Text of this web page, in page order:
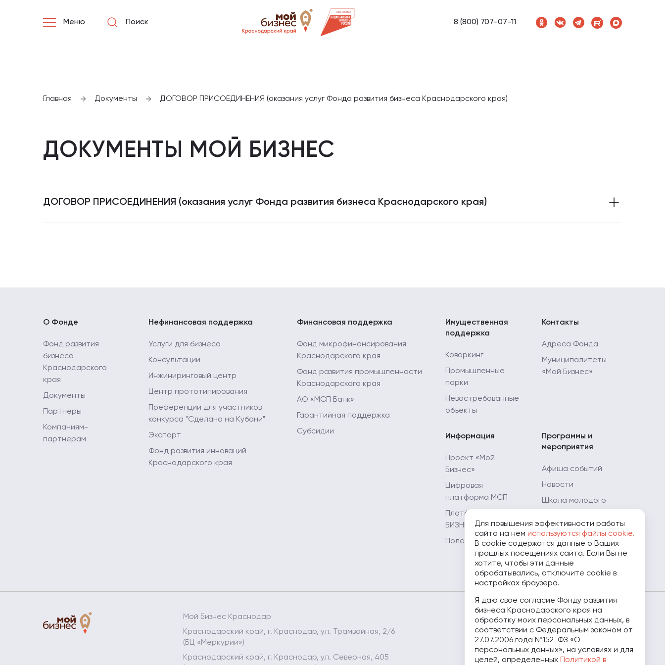
Меню Поиск 8 (800) 707-07-11
Главная Документы ДОГОВОР ПРИСОЕДИНЕНИЯ (оказания услуг Фонда развития бизнеса Краснодарского края)
ДОКУМЕНТЫ МОЙ БИЗНЕС
ДОГОВОР ПРИСОЕДИНЕНИЯ (оказания услуг Фонда развития бизнеса Краснодарского края)
О Фонде
Фонд развития
бизнеса
Краснодарского
края
Документы
Партнёры
Компаниям-
партнерам
Нефинансовая поддержка
Услуги для бизнеса
Консультации
Инжиниринговый центр
Центр прототипирования
Преференции для участников
конкурса "Сделано на Кубани"
Экспорт
Фонд развития инноваций
Краснодарского края
Финансовая поддержка
Фонд микрофинансирования
Краснодарского края
Фонд развития промышленности
Краснодарского края
АО «МСП Банк»
Гарантийная поддержка
Субсидии
Имущественная
поддержка
Коворкинг
Промышленные
парки
Невостребованные
объекты
Информация
Проект «Мой
Бизнес»
Цифровая
платформа МСП
Платформа «ЗA
БИЗНЕС.РФ»
Полезные ресурсы
Контакты
Адреса Фонда
Муниципалитеты
«Мой Бизнес»
Программы и
мероприятия
Афиша событий
Новости
Школа молодого
Мой Огород - Мой
Бизнес
Мамапредприниматель.рф
Мой Бизнес Краснодар
Краснодарский край, г. Краснодар, ул. Трамвайная, 2/6
(БЦ «Меркурий»)
Краснодарский край, г. Краснодар, ул. Северная, 405
8 (800) 707-07-11
Для повышения эффективности работы
сайта на нем используются файлы cookie.
В cookie содержатся данные о Ваших
прошлых посещениях сайта. Если Вы не
хотите, чтобы эти данные
обрабатывались, отключите cookie в
настройках браузера.
Я даю свое согласие Фонду развития
бизнеса Краснодарского края на
обработку моих персональных данных, в
соответствии с Федеральным законом от
27.07.2006 года №152-ФЗ «О
персональных данных», на условиях и для
целей, определенных
Политикой в